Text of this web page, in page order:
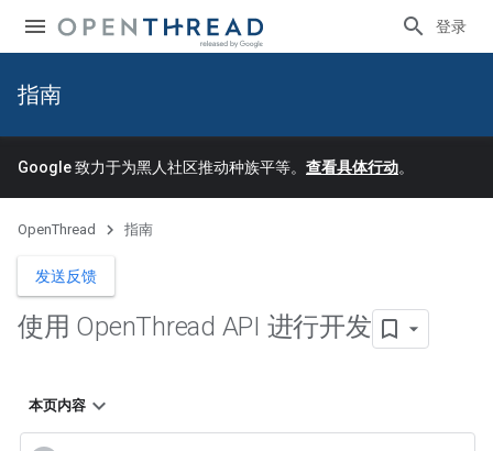
登录
指南
Google 致力于为黑人社区推动种族平等。 查看具体行动。
OpenThread 指南
发送反馈
使用 OpenThread API 进行开发
本页内容